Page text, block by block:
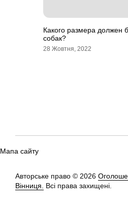
Какого размера должен
собак?
28 Жовтня, 2022
Мапа сайту
Авторське право © 2026
Вінниця.
Всі права захищені.